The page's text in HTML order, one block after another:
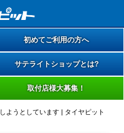
初めてご利用の方へ
サテライトショップとは?
取付店様大募集！
ようとしています | タイヤピット